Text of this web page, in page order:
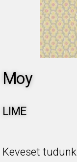
Moy
LIME
Keveset